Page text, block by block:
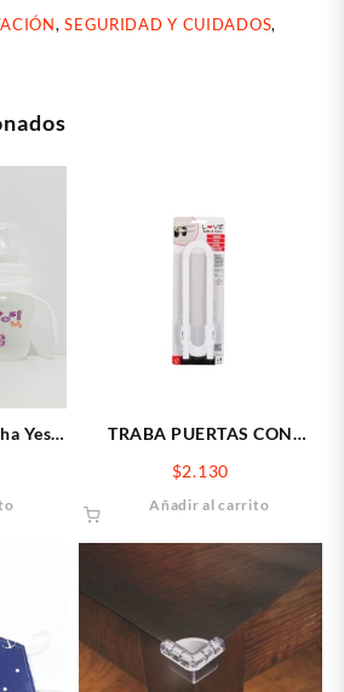
,SEGURIDAD Y CUIDADOS,
Yesi
TRABA PUERTAS CON
MANIJA
$2.130
Añadir al carrito